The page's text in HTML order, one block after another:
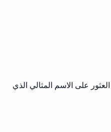
على الاسم المثالي الذي